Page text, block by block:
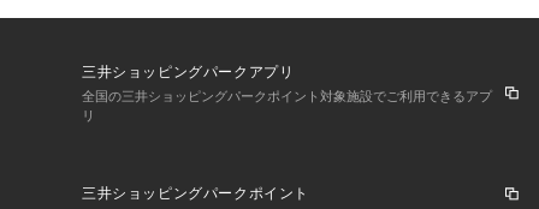
ります。また、パソコン・スマートフォンなどの環境により、
若干製品と画像のカラーが異なる場合もございます。
三井ショッピングパークアプリ
全国の三井ショッピングパークポイント対象施設でご利用できるアプ
リ
三井ショッピングパークポイント